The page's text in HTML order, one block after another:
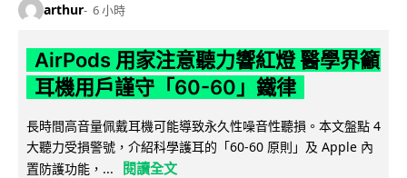
arthur 6 小時
AirPods 用家注意聽力響紅燈 醫學界籲
耳機用戶謹守「60-60」鐵律
長時間高音量佩戴耳機可能導致永久性噪音性聽損。本文盤點 4
大聽力受損警號，介紹科學護耳的「60-60 原則」及 Apple 內
置防護功能，...
閱讀全文